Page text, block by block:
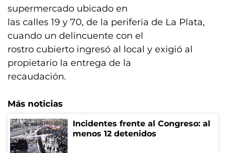
supermercado ubicado en
las calles 19 y 70, de la periferia de La Plata,
cuando un delincuente con el
rostro cubierto ingresó al local y exigió al
propietario la entrega de la
recaudación.
Más noticias
Incidentes frente al Congreso: al
menos 12 detenidos